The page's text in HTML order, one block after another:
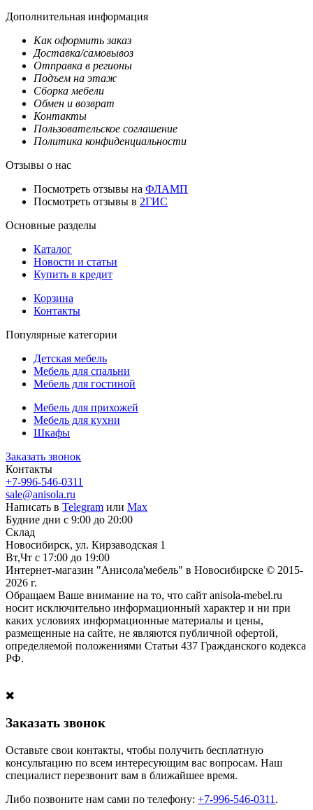
Дополнительная информация
Как оформить заказ
Доставка/самовывоз
Отправка в регионы
Подъем на этаж
Сборка мебели
Обмен и возврат
Контакты
Пользовательское соглашение
Политика конфиденциальности
Отзывы о нас
Посмотреть отзывы на ФЛАМП
Посмотреть отзывы в 2ГИС
Основные разделы
Каталог
Новости и статьи
Купить в кредит
Корзина
Контакты
Популярные категории
Детская мебель
Мебель для спальни
Мебель для гостиной
Мебель для прихожей
Мебель для кухни
Шкафы
Заказать звонок
Контакты
+7-996-546-0311
sale@anisola.ru
Написать в Telegram или Max
Будние дни с 9:00 до 20:00
Склад
Новосибирск, ул. Кирзаводская 1
Вт,Чт с 17:00 до 19:00
Интернет-магазин "Анисола'мебель" в Новосибирске © 2015-
2026 г.
Обращаем Ваше внимание на то, что сайт anisola-mebel.ru
носит исключительно информационный характер и ни при
каких условиях информационные материалы и цены,
размещенные на сайте, не являются публичной офертой,
определяемой положениями Статьи 437 Гражданского кодекса
РФ.
Заказать звонок
Оставьте свои контакты, чтобы получить бесплатную
консультацию по всем интересующим вас вопросам. Наш
специалист перезвонит вам в ближайшее время.
Либо позвоните нам сами по телефону: +7-996-546-0311 .